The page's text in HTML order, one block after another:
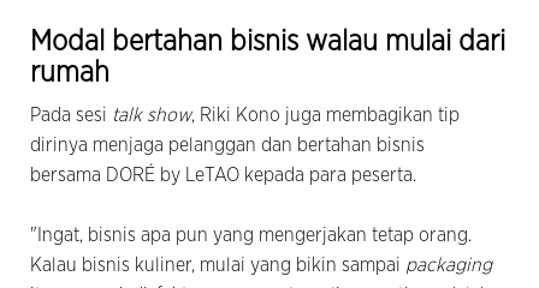
Modal bertahan bisnis walau mulai dari
rumah
Pada sesi talk show, Riki Kono juga membagikan tip
dirinya menjaga pelanggan dan bertahan bisnis
bersama DORÉ by LeTAO kepada para peserta.
"Ingat, bisnis apa pun yang mengerjakan tetap orang.
Kalau bisnis kuliner, mulai yang bikin sampai packaging